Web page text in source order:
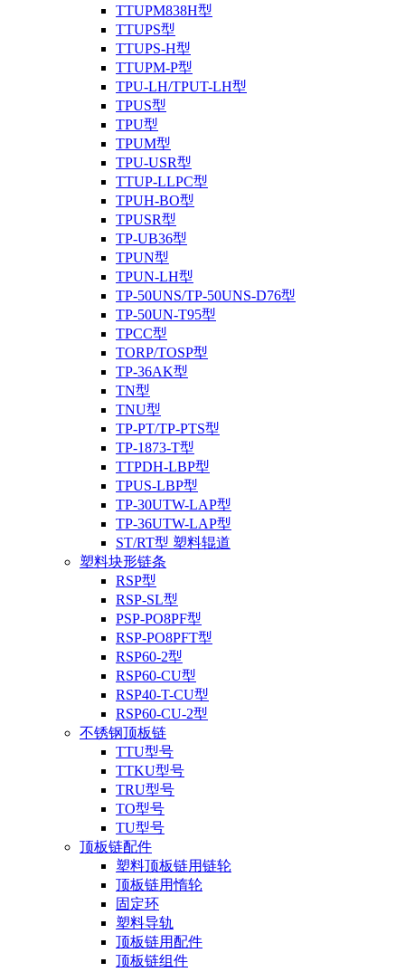
TTUPM838H型
TTUPS型
TTUPS-H型
TTUPM-P型
TPU-LH/TPUT-LH型
TPUS型
TPU型
TPUM型
TPU-USR型
TTUP-LLPC型
TPUH-BO型
TPUSR型
TP-UB36型
TPUN型
TPUN-LH型
TP-50UNS/TP-50UNS-D76型
TP-50UN-T95型
TPCC型
TORP/TOSP型
TP-36AK型
TN型
TNU型
TP-PT/TP-PTS型
TP-1873-T型
TTPDH-LBP型
TPUS-LBP型
TP-30UTW-LAP型
TP-36UTW-LAP型
ST/RT型 塑料辊道
塑料块形链条
RSP型
RSP-SL型
PSP-PO8PF型
RSP-PO8PFT型
RSP60-2型
RSP60-CU型
RSP40-T-CU型
RSP60-CU-2型
不锈钢顶板链
TTU型号
TTKU型号
TRU型号
TO型号
TU型号
顶板链配件
塑料顶板链用链轮
顶板链用惰轮
固定环
塑料导轨
顶板链用配件
顶板链组件